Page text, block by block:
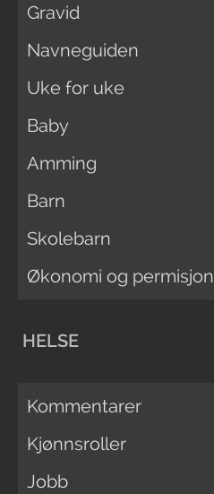
Gravid
Navneguiden
Uke for uke
Baby
Amming
Barn
Skolebarn
Økonomi og permisjon
HELSE
Kommentarer
Kjønnsroller
Jobb